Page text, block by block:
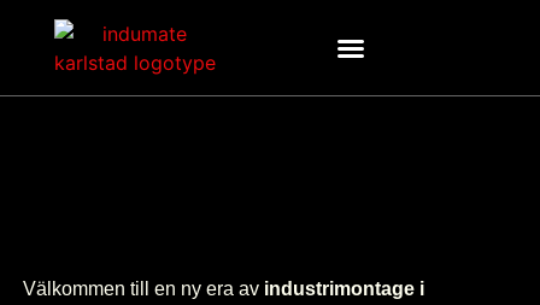
Välkommen till en ny era av industrimontage i